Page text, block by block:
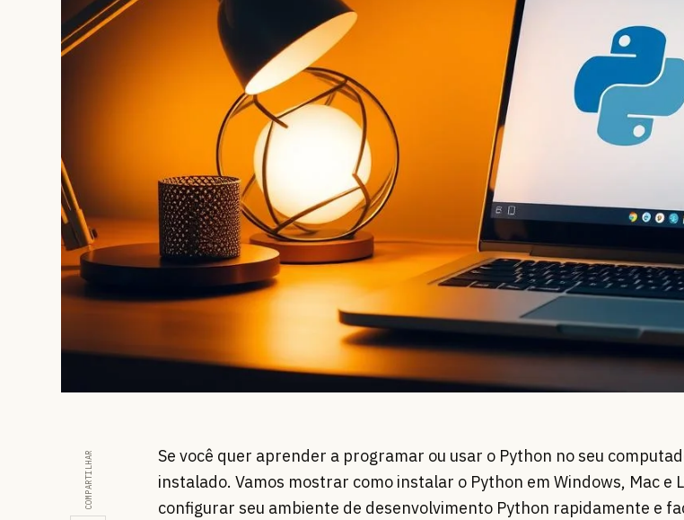
COMPARTILHAR
Se você quer aprender a programar ou usar o Python no seu
instalado. Vamos mostrar como instalar o Python em Windows, Mac e
configurar seu ambiente de desenvolvimento Python rapidamente e